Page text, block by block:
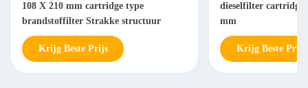
108 X 210 mm cartridge type
brandstoffilter Strakke structuur
Krijg Beste Prijs
dieselfilter cartridge
mm
Krijg Beste Prijs